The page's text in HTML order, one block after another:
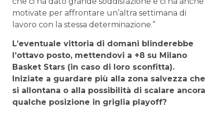
motivate per affrontare un’altra settimana di
lavoro con la stessa determinazione.”
L’eventuale vittoria di domani blinderebbe
l’ottavo posto, mettendovi a +8 su Milano
Basket Stars (in caso di loro sconfitta).
Iniziate a guardare più alla zona salvezza che
si allontana o alla possibilità di scalare ancora
qualche posizione in griglia playoff?